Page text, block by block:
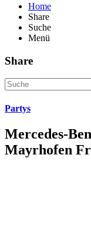
Home
Share
Suche
Menü
Share
Partys
Mercedes-
Mayrhofen